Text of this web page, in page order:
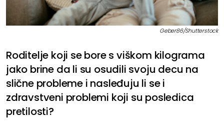
Geber86/Shutterstock
Roditelje koji se bore s viškom kilograma
jako brine da li su osudili svoju decu na
slične probleme i nasleđuju li se i
zdravstveni problemi koji su posledica
pretilosti?